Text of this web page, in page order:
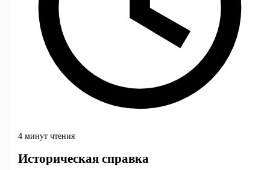
4 минут чтения
Историческая справка